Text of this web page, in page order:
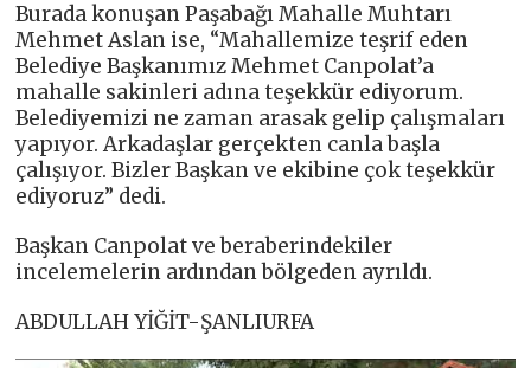
Burada konuşan Paşabağı Mahalle Muhtarı
Mehmet Aslan ise, “Mahallemize teşrif eden
Belediye Başkanımız Mehmet Canpolat’a
mahalle sakinleri adına teşekkür ediyorum.
Belediyemizi ne zaman arasak gelip çalışmaları
yapıyor. Arkadaşlar gerçekten canla başla
çalışıyor. Bizler Başkan ve ekibine çok teşekkür
ediyoruz” dedi.
Başkan Canpolat ve beraberindekiler
incelemelerin ardından bölgeden ayrıldı.
ABDULLAH YİĞİT-ŞANLIURFA